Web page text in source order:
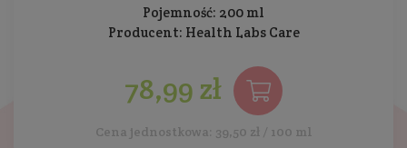
Pojemność: 200 ml
Producent: Health Labs Care
78,99 zł
Cena jednostkowa: 39,50 zł / 100 ml